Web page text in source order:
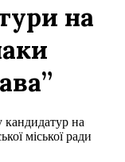
на
кандидатур на
міської ради